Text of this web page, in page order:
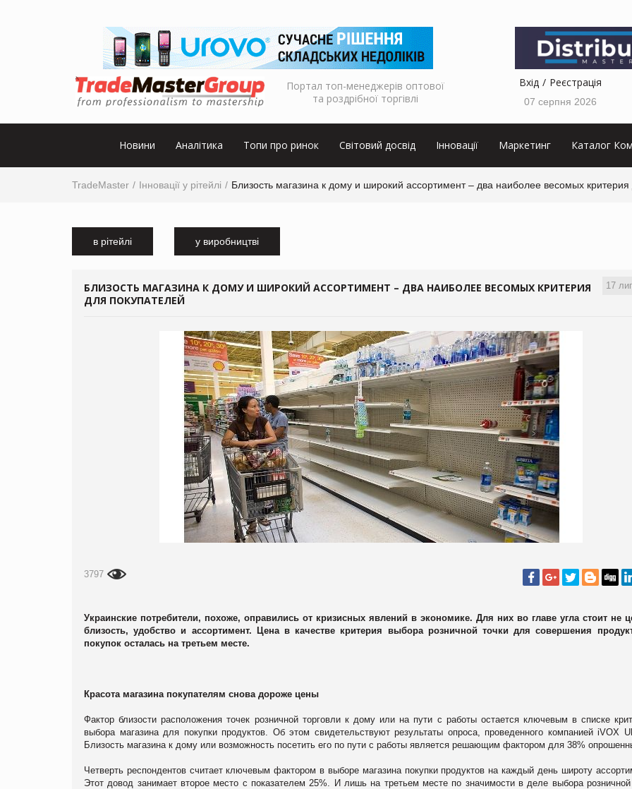
Портал топ-менеджерів оптової
та роздрібної торгівлі
Вхід Реєстрація
07 серпня 2026
Новини Аналітика Топи про ринок Світовий досвід Інновації Маркетинг Каталог
TradeMaster Інновації у рітейлі Близость магазина к дому и широкий ассортимент – два наиболее весомых критерия
в рітейлі у виробництві
17
БЛИЗОСТЬ МАГАЗИНА К ДОМУ И ШИРОКИЙ АССОРТИМЕНТ – ДВА НАИБОЛЕЕ ВЕСОМЫХ КРИТЕРИЯ
ДЛЯ ПОКУПАТЕЛЕЙ
3797
Украинские потребители, похоже, оправились от кризисных явлений в экономике. Для них во главе угла стоит не
близость, удобство и ассортимент. Цена в качестве критерия выбора розничной точки для совершения
покупок осталась на третьем месте.
Красота магазина покупателям снова дороже цены
Фактор близости расположения точек розничной торговли к дому или на пути с работы остается ключевым в списке
выбора магазина для покупки продуктов. Об этом свидетельствуют результаты опроса, проведенного компанией iVOX
Близость магазина к дому или возможность посетить его по пути с работы является решающим фактором для 38%
Четверть респондентов считает ключевым фактором в выборе магазина покупки продуктов на каждый день широту
Этот довод занимает второе место с показателем 25%. И лишь на третьем месте по значимости в деле выбора розничной